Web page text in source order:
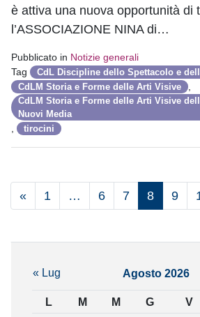
è attiva una nuova opportunità di
l’ASSOCIAZIONE NINA di…
Pubblicato in Notizie generali
Tag
CdL Discipline dello Spettacolo e
CdLM Storia e Forme delle Arti Visive
CdLM Storia e Forme delle Arti Visive
Nuovi Media
tirocini
« 1 … 6 7 8 9
Agosto 2026
L M M G V
« Lug